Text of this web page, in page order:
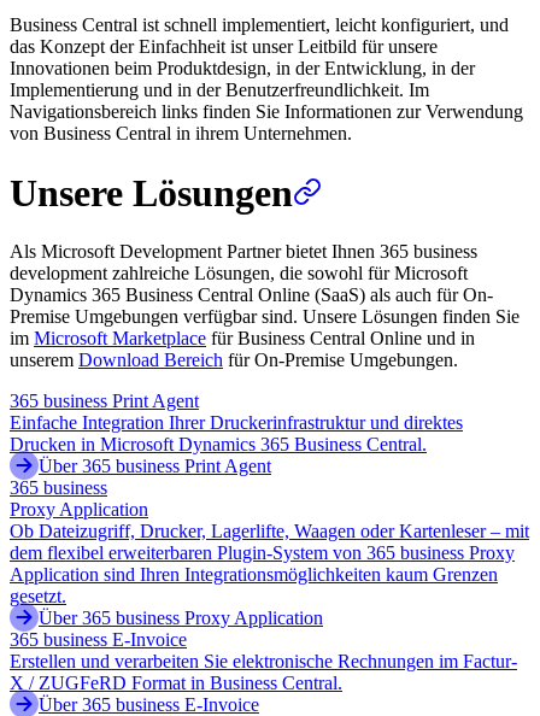
Business Central ist schnell implementiert, leicht konfiguriert, und
das Konzept der Einfachheit ist unser Leitbild für unsere
Innovationen beim Produktdesign, in der Entwicklung, in der
Implementierung und in der Benutzerfreundlichkeit. Im
Navigationsbereich links finden Sie Informationen zur Verwendung
von Business Central in ihrem Unternehmen.
Unsere Lösungen
Als Microsoft Development Partner bietet Ihnen 365 business
development zahlreiche Lösungen, die sowohl für Microsoft
Dynamics 365 Business Central Online (SaaS) als auch für On-
Premise Umgebungen verfügbar sind. Unsere Lösungen finden Sie
im Microsoft Marketplace für Business Central Online und in
unserem Download Bereich für On-Premise Umgebungen.
365 business Print Agent
Einfache Integration Ihrer Druckerinfrastruktur und direktes
Drucken in Microsoft Dynamics 365 Business Central.
Über 365 business Print Agent
365 business
Proxy Application
Ob Dateizugriff, Drucker, Lagerlifte, Waagen oder Kartenleser – mit
dem flexibel erweiterbaren Plugin-System von 365 business Proxy
Application sind Ihren Integrationsmöglichkeiten kaum Grenzen
gesetzt.
Über 365 business Proxy Application
365 business E-Invoice
Erstellen und verarbeiten Sie elektronische Rechnungen im Factur-
X / ZUGFeRD Format in Business Central.
Über 365 business E-Invoice